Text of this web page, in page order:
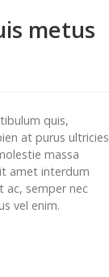
metus
quis,
at purus ultricies
massa
amet interdum
ac, semper nec
vel enim.